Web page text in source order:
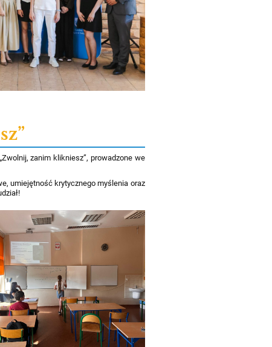
zanim klikniesz”, prowadzone we
umiejętność krytycznego myślenia oraz